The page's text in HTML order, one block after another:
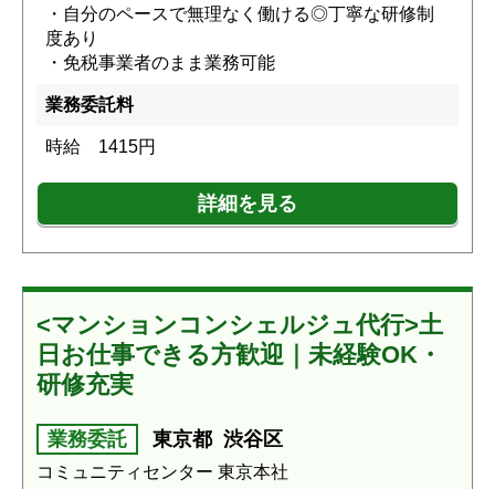
・自分のペースで無理なく働ける◎丁寧な研修制
度あり
・免税事業者のまま業務可能
業務委託料
時給 1415円
詳細を見る
<マンションコンシェルジュ代行>土
日お仕事できる方歓迎｜未経験OK・
研修充実
業務委託 東京都 渋谷区
コミュニティセンター 東京本社